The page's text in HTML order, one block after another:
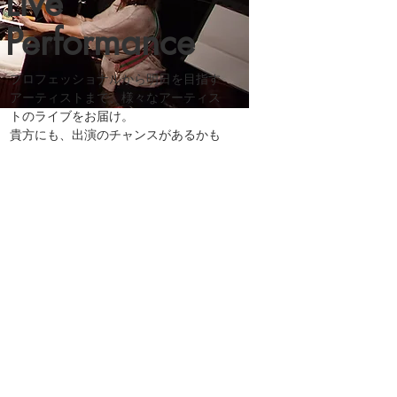
Performance
プロフェッショナルから明日を目指す
アーティストまで、様々なアーティス
トのライブをお届け。
​貴方にも、出演のチャンスがあるかも